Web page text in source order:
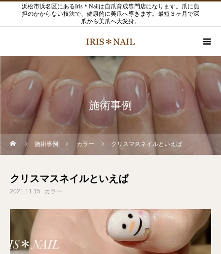
浜松市浜名区にあるIris＊Nailは自爪育成専門店になります。爪に負
担のかからない技法で、健康的に美爪へ導きます。最短３ヶ月で深
爪から美爪へ大変身。
施術事例
施術事例 カラー クリスマスネイルといえば
クリスマスネイルといえば
2021.11.15 カラー